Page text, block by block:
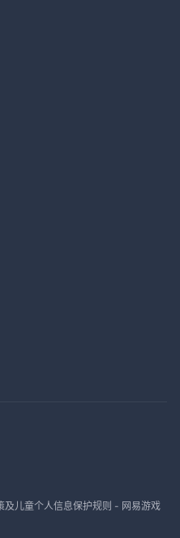
及儿童个人信息保护规则 - 网易游戏